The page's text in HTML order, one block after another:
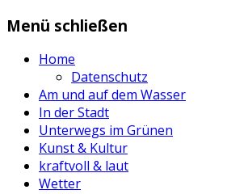
Zum
springen
Menü schließen
Home
Datenschutz
Am und auf dem Wasser
In der Stadt
Unterwegs im Grünen
Kunst & Kultur
kraftvoll & laut
Wetter